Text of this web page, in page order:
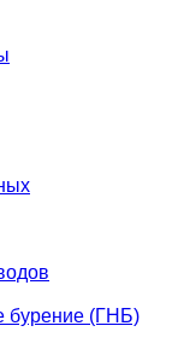
бурение (ГНБ)